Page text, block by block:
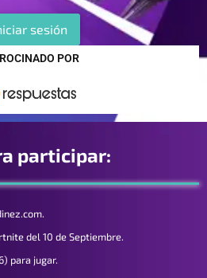
sesión
POR
participar:
del 10 de Septiembre.
para jugar.